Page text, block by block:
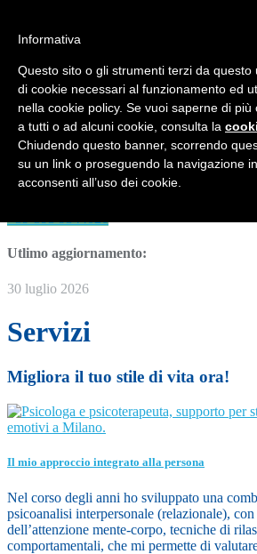
MENU
Grottaferrata
Roma
CHIUSURA ESTIVA dal 10 agosto al 7
Utlimo aggiornamento:
30 luglio 2026
Servizi
Migliora il tuo stile di vita ora!
Il mio approccio integrato alla persona
Nel corso degli anni ho sviluppato una
psicoanalisi interpersonale (relazionale),
dell’attenzione mente-corpo, tecniche di
comportamentali, che mi permette di
Informativa
Questo sito o gli strumenti terzi da questo
di cookie necessari al funzionamento ed
nella cookie policy. Se vuoi saperne di
a tutti o ad alcuni cookie, consulta la
Chiudendo questo banner, scorrendo
su un link o proseguendo la navigazione
acconsenti all’uso dei cookie.